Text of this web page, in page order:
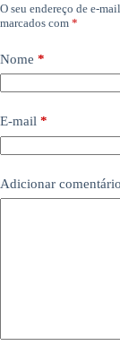
O seu endereço de e-
marcados com *
Nome *
E-mail *
Adicionar comentário